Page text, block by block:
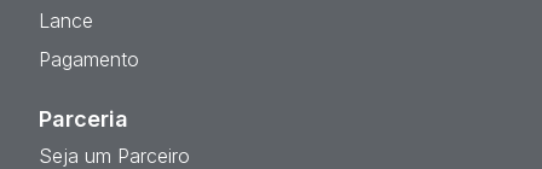
Lance
Pagamento
Parceria
Seja um Parceiro